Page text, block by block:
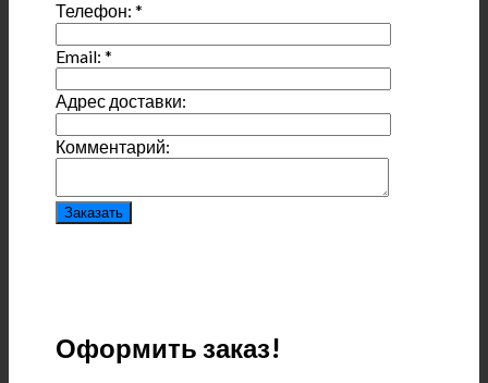
Телефон:*
Email:*
Адрес доставки:
Комментарий:
Оформить заказ!